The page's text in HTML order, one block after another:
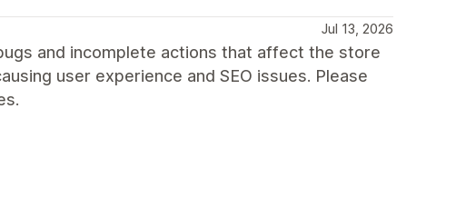
Jul 13, 2026
and incomplete actions that affect the store
user experience and SEO issues. Please